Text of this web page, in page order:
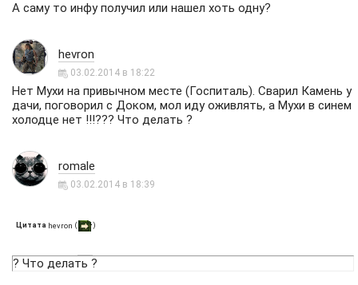
А саму то инфу получил или нашел хоть одну?
hevron
03.02.2014 в 18:22
Нет Мухи на привычном месте (Госпиталь). Сварил Камень у
дачи, поговорил с Доком, мол иду оживлять, а Мухи в синем
холодце нет !!!??? Что делать ?
romale
03.02.2014 в 18:39
Цитата hevron ( )
? Что делать ?